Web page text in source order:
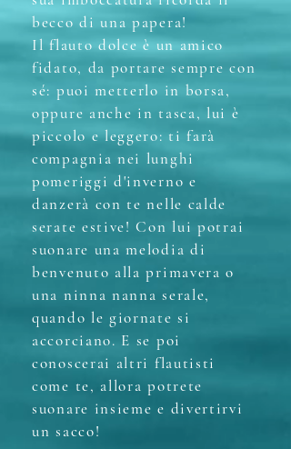
becco di una papera!
Il flauto dolce è un amico
fidato, da portare sempre con
sé: puoi metterlo in borsa,
oppure anche in tasca, lui è
piccolo e leggero: ti farà
compagnia nei lunghi
pomeriggi d'inverno e
danzerà con te nelle calde
serate estive! Con lui potrai
suonare una melodia di
benvenuto alla primavera o
una ninna nanna serale,
quando le giornate si
accorciano. E se poi
conoscerai altri flautisti
come te, allora potrete
suonare insieme e divertirvi
un sacco!